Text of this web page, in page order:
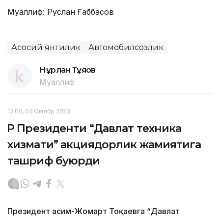
Муаллиф: Руслан Ғаббасов
Асосий янгилик Автомобилсозлик
Нұрлан Тұяқов
Муаллиф
13:00, 03 Октябр 2023
ҚР Президенти “Давлат техника
хизмати” акциядорлик жамиятига
ташриф буюрди
Президент Қасим-Жомарт Тоқаевга “Давлат